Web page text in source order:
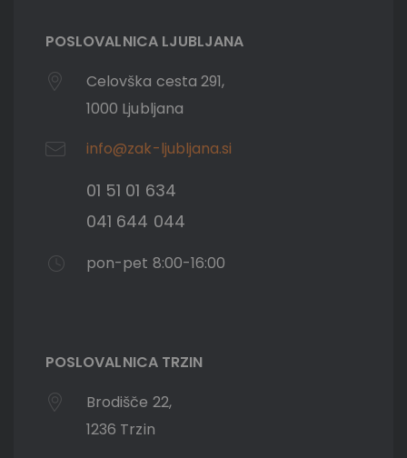
POSLOVALNICA LJUBLJANA
Celovška cesta 291,
1000 Ljubljana
info@zak-ljubljana.si
01 51 01 634
041 644 044
pon-pet 8:00-16:00
POSLOVALNICA TRZIN
Brodišče 22,
1236 Trzin